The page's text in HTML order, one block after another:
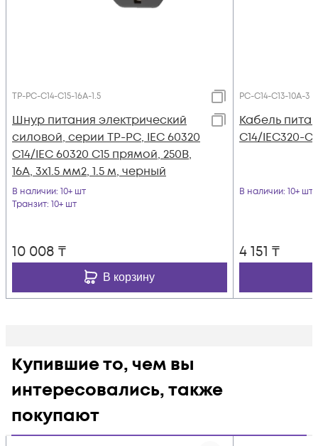
TP-PC-С14-C15-16A-1.5
Шнур питания электрический
силовой, серии TP-PC, IEC 60320
С14/IEC 60320 С15 прямой, 250B,
16A, 3х1.5 мм2, 1.5 м, черный
В наличии: 10+ шт
Транзит: 10+ шт
10 008 ₸
В корзину
PC-C14-C13-10A-3
Кабель
C14/IEC320-
В наличии: 10+ шт
4 151 ₸
Купившие то, чем вы
интересовались, также
покупают